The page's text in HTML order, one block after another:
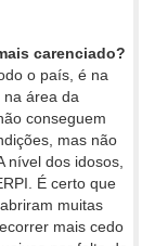
carenciado?
o país, é na
área da
conseguem
mas não
nível dos idosos,
É certo que
muitas
mais cedo